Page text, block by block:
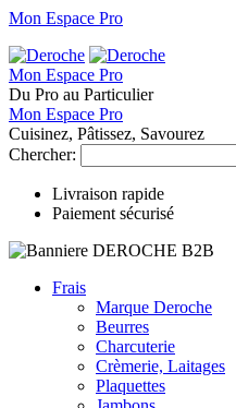
Mon Espace Pro
Mon Espace Pro
Du Pro au Particulier
Mon Espace Pro
Cuisinez, Pâtissez, Savourez
Chercher:
Livraison rapide
Paiement sécurisé
Frais
Marque Deroche
Beurres
Charcuterie
Crèmerie, Laitages
Plaquettes